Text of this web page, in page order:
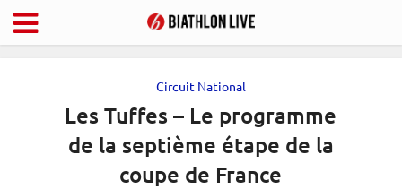
Circuit National
Les Tuffes – Le programme
de la septième étape de la
coupe de France